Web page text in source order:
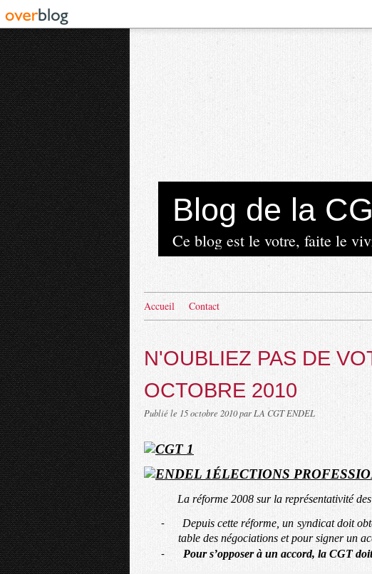
Blog de la
Ce blog est le votre, faite le
Accueil Contact
N'OUBLIEZ PAS DE
OCTOBRE 2010
Publié le 15 octobre 2010par LA CGT ENDEL
ÉLECTIONS
La réforme 2008 sur la représentativité
-
Depuis cette réforme, un syndicat doit
table des négociations et pour signer un
- Pour s’opposer à un accord, la CGT